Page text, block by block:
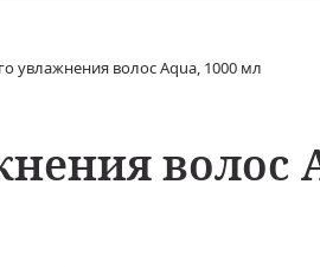
увлажнения волос Aqua, 1000 мл
волос